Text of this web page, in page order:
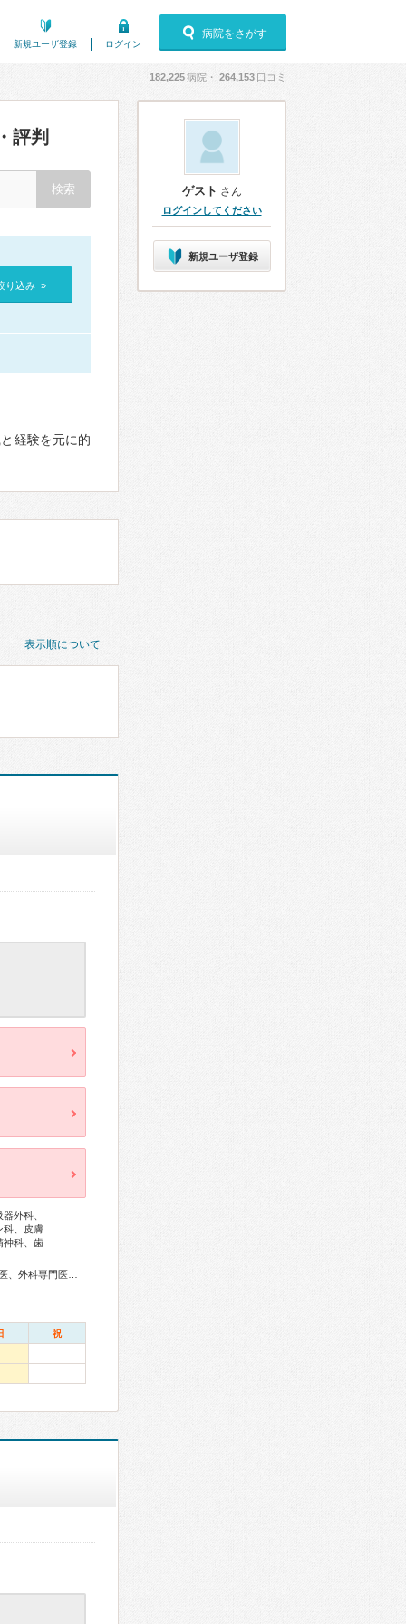
新規ユーザ登録 ログイン
病院をさがす
182,225病院・ 264,153 口コミ
評判
り込み »
経験を元に的
表示順について
外科、
科、皮膚
神科、歯
酔科専門医、超音波専門医、病理専門医、口腔外科専門医、核医学専門医、放射線科専門医、救急科専門医、がん治療認定医
祝
ゲスト さん
ログインしてください
新規ユーザ登録